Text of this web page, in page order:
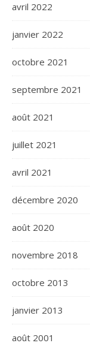
avril 2022
janvier 2022
octobre 2021
septembre 2021
août 2021
juillet 2021
avril 2021
décembre 2020
août 2020
novembre 2018
octobre 2013
janvier 2013
août 2001